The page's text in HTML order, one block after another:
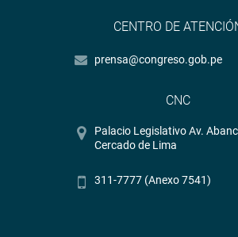
CENTRO DE
prensa@congreso.gob.pe
CNC
Palacio Legislativo Av.
Cercado de Lima
311-7777 (Anexo 7541)